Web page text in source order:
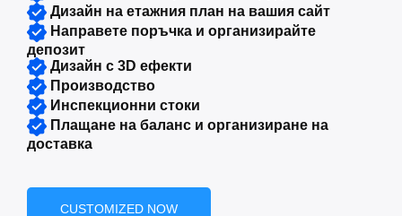
Дизайн на етажния план на вашия сайт
Направете поръчка и организирайте
депозит
Дизайн с 3D ефекти
Производство
Инспекционни стоки
Плащане на баланс и организиране на
доставка
CUSTOMIZED NOW